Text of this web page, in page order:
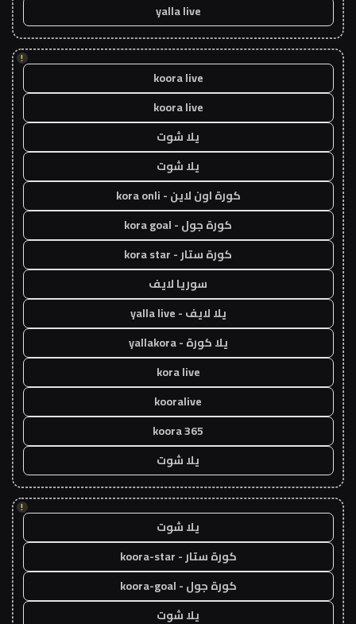
yalla live
!
koora live
koora live
يلا شوت
يلا شوت
كورة اون لاين - kora onli
كورة جول - kora goal
كورة ستار - kora star
سوريا لايف
يلا لايف - yalla live
يلا كورة - yallakora
kora live
kooralive
koora 365
يلا شوت
!
يلا شوت
كورة ستار - koora-star
كورة جول - koora-goal
يلا شوت